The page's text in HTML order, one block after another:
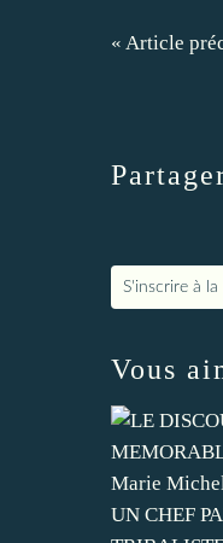
« Article
S'inscrire à
Vous